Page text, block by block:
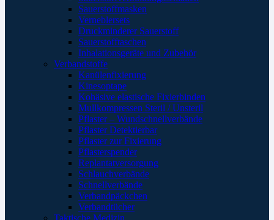
Sauerstoffmasken
Verneblersets
Druckminderer Sauerstoff
Sauerstofftaschen
Inhalationsgeräte und Zubehör
Verbandstoffe
Kanülenfixierung
Kinesoptape
Kohäsive elastische Fixierbinden
Mullkompressen Steril / Unsteril
Pflaster – Wundschnellverbände
Pflaster Detektierbar
Pflaster zur Fixierung
Pflasterspender
Replantatversorgung
Schlauchverbände
Schnellverbände
Verbandpäckchen
Verbandtücher
Taktische Medizin